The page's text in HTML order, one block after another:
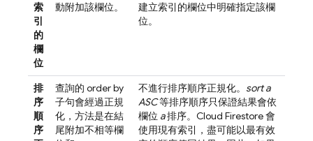
索
引
的
欄
位
動附加該欄位。
建立索引的欄位中明確指定該欄
位。
排
序
順
序
查詢的 order by
子句會經過正規
化，方法是在結
尾附加不相等欄
不進行排序順序正規化。 sort a
ASC等排序順序只保證結果會依
欄位 a排序。 Cloud Firestore會
使用現有索引，盡可能以最有效